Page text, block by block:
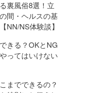
裏風俗8選！立
間・ヘルスの基
NN/NS体験談】
きる？OKとNG
ってはいけない
までできるの？